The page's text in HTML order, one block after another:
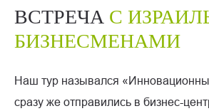
ВСТРЕЧА С
БИЗНЕСМЕНАМИ
Наш тур назывался
сразу же отправились в бизнес-